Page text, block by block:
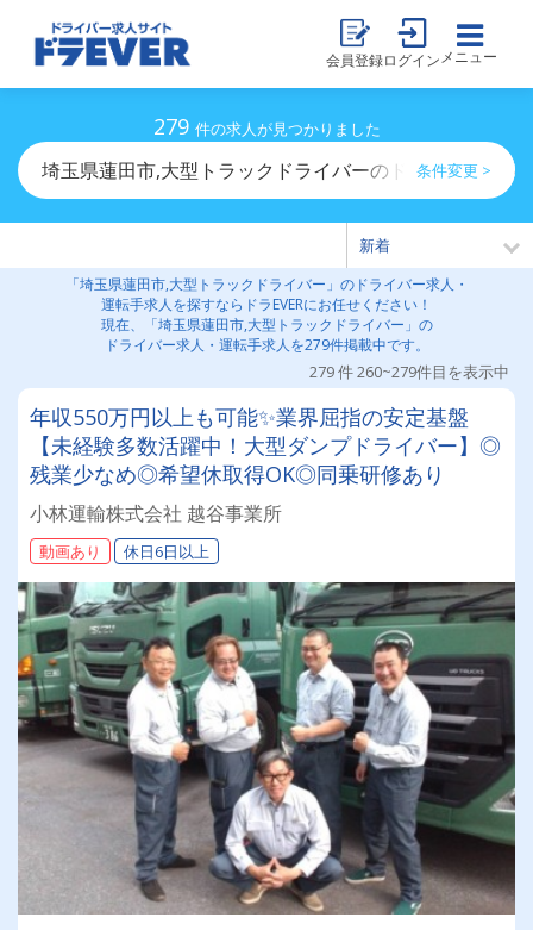
会員登録ログイン メニュー
279 件の求人が見つかりました
埼玉県蓮田市,大型トラックドライバーのドライバー求人
条件変更 >
「埼玉県蓮田市,大型トラックドライバー」のドライバー求人・
運転手求人を探すならドラEVERにお任せください！
現在、「埼玉県蓮田市,大型トラックドライバー」の
ドライバー求人・運転手求人を279件掲載中です。
279 件 260~279件目を表示中
年収550万円以上も可能✨業界屈指の安定基盤
【未経験多数活躍中！大型ダンプドライバー】◎
残業少なめ◎希望休取得OK◎同乗研修あり
小林運輸株式会社 越谷事業所
動画あり 休日6日以上